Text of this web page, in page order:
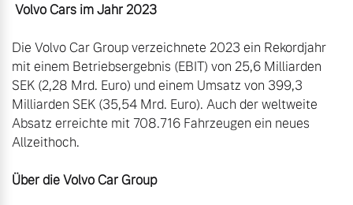
Volvo Cars im Jahr 2023
Die Volvo Car Group verzeichnete 2023 ein Rekordjahr
mit einem Betriebsergebnis (EBIT) von 25,6 Milliarden
SEK (2,28 Mrd. Euro) und einem Umsatz von 399,3
Milliarden SEK (35,54 Mrd. Euro). Auch der weltweite
Absatz erreichte mit 708.716 Fahrzeugen ein neues
Allzeithoch.
Über die Volvo Car Group